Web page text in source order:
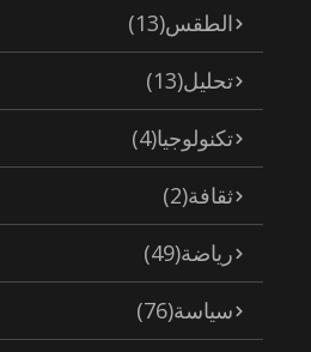
الطقس(13)
تحليل(13)
تكنولوجيا(4)
ثقافة(2)
رياضة(49)
سياسة(76)